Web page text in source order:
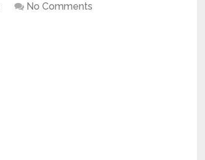
No Comments